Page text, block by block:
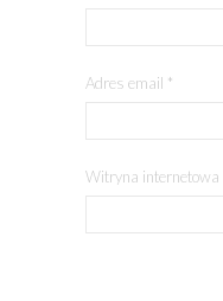
Adres email *
Witryna internetowa